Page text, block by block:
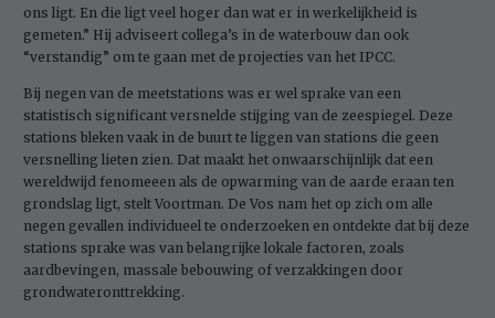
ons ligt. En die ligt veel hoger dan wat er in werkelijkheid is
gemeten.” Hij adviseert collega’s in de waterbouw dan ook
“verstandig” om te gaan met de projecties van het IPCC.
Bij negen van de meetstations was er wel sprake van een
statistisch significant versnelde stijging van de zeespiegel. Deze
stations bleken vaak in de buurt te liggen van stations die geen
versnelling lieten zien. Dat maakt het onwaarschijnlijk dat een
wereldwijd fenomeeen als de opwarming van de aarde eraan ten
grondslag ligt, stelt Voortman. De Vos nam het op zich om alle
negen gevallen individueel te onderzoeken en ontdekte dat bij deze
stations sprake was van belangrijke lokale factoren, zoals
aardbevingen, massale bebouwing of verzakkingen door
grondwateronttrekking.